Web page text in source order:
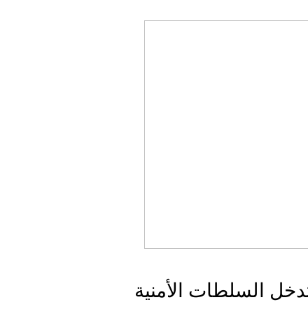
السلطات الأمنية